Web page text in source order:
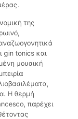
της
gin tonics και
μουσική
Η θερμή
παρέχει